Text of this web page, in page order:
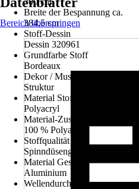
Breite der Bespannung ca.
384,5 cm
Stoff-Dessin
Dessin 320961
Grundfarbe Stoff
Bordeaux
Dekor / Muster
Struktur
Material Stoff
Polyacryl
Material-Zusammensetzung
100 % Polyacryl
Stoffqualität
Spinndüsengefärbt ca. 300 g/m²
Material Gestell
Aluminium
Wellendurchmesser
Bereich überspringen